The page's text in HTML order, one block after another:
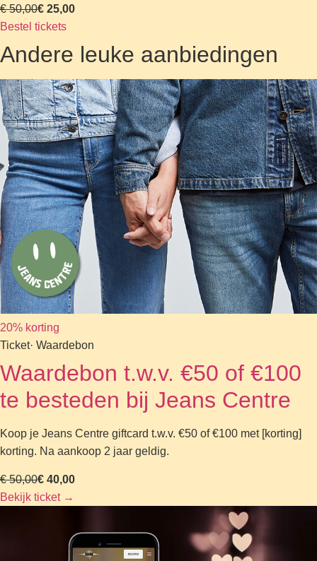
€ 50,00€ 25,00
Bestel tickets
Andere leuke aanbiedingen
20% korting
Ticket· Waardebon
Waardebon t.w.v. €50 of €100
te besteden bij Jeans Centre
Koop je Jeans Centre giftcard t.w.v. €50 of €100 met [korting]
korting. Na aankoop 2 jaar geldig.
€ 50,00€ 40,00
Bekijk ticket →